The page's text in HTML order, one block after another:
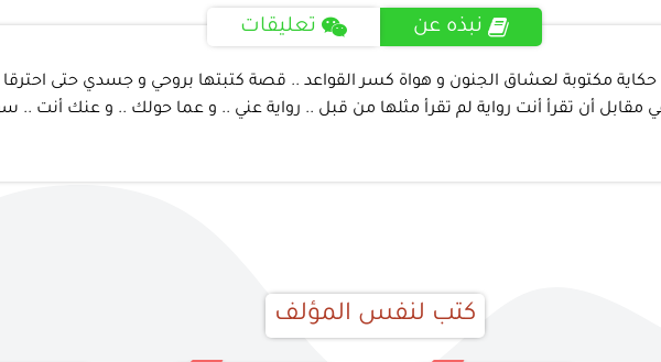
نبذه عن تعليقات
.. حكاية مكتوبة لعشاق الجنون و هواة كسر القواعد .. قصة كتبتها بروحي و جسدي حتى
أن تقرأ أنت رواية لم تقرأ مثلها من قبل .. رواية عني .. و عما حولك .. و عنك أنت ..
كتب لنفس المؤلف